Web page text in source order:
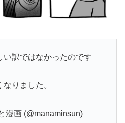
い訳ではなかったのです
りました。
漫画 (@manaminsun)